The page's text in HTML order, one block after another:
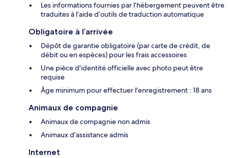
Les informations fournies par l’hébergement peuvent être
traduites à l’aide d’outils de traduction automatique
Obligatoire à l’arrivée
Dépôt de garantie obligatoire (par carte de crédit, de
débit ou en espèces) pour les frais accessoires
Une pièce d'identité officielle avec photo peut être
requise
Âge minimum pour effectuer l'enregistrement : 18 ans
Animaux de compagnie
Animaux de compagnie non admis
Animaux d’assistance admis
Internet